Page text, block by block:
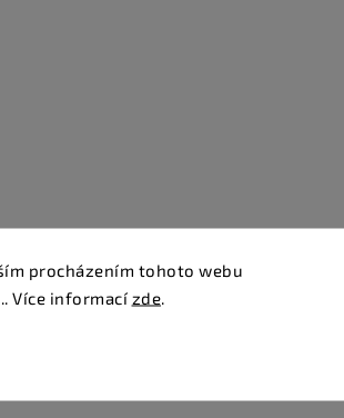
procházením tohoto webu
Více informací zde